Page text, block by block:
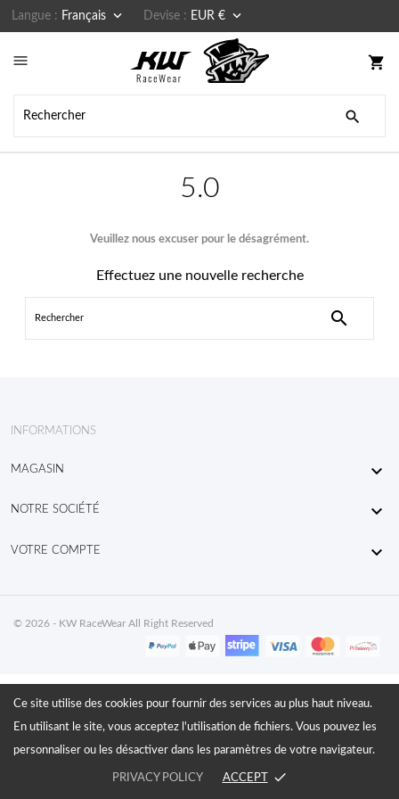
Langue : Français  Devise : EUR € 
 shopping_cart

5.0
Veuillez nous excuser pour le désagrément.
Effectuez une nouvelle recherche

INFORMATIONS
MAGASIN 
NOTRE SOCIÉTÉ 
VOTRE COMPTE 
Ce site utilise des cookies pour fournir des services au plus haut niveau.
En utilisant le site, vous acceptez l'utilisation de fichiers. Vous pouvez les
personnaliser ou les désactiver dans les paramètres de votre navigateur.
PRIVACY POLICY ACCEPT done
© 2026 - KW RaceWear All Right Reserved